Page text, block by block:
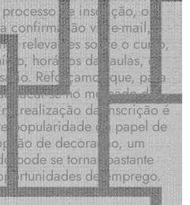
de inscrição, os
confirmação via e-mail,
relevantes sobre o curso,
horários das aulas, e
Reforçamos que, para
se no mercado de
realização da inscrição é
popularidade do papel de
de decoração, um
pode se tornar bastante
de emprego.